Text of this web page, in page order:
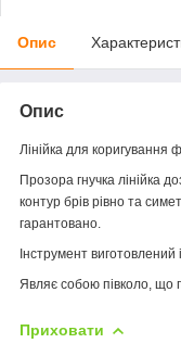
Опис
Опис
Лінійка для коригування
Прозора гнучка лінійка
контур брів рівно та
гарантовано.
Інструмент виготовлений
Являє собою півколо, що
Приховати